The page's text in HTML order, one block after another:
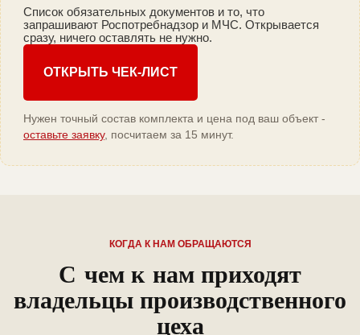
Список обязательных документов и то, что
запрашивают Роспотребнадзор и МЧС. Открывается
сразу, ничего оставлять не нужно.
ОТКРЫТЬ ЧЕК-ЛИСТ
Нужен точный состав комплекта и цена под ваш объект -
оставьте заявку, посчитаем за 15 минут.
КОГДА К НАМ ОБРАЩАЮТСЯ
С чем к нам приходят
владельцы производственного
цеха